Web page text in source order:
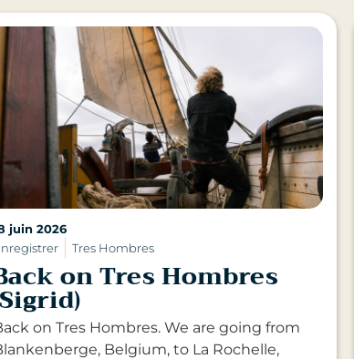
juin 2026
Tres Hombres
on Tres Hombres
on Tres Hombres. We are going from
Belgium, to La Rochelle,